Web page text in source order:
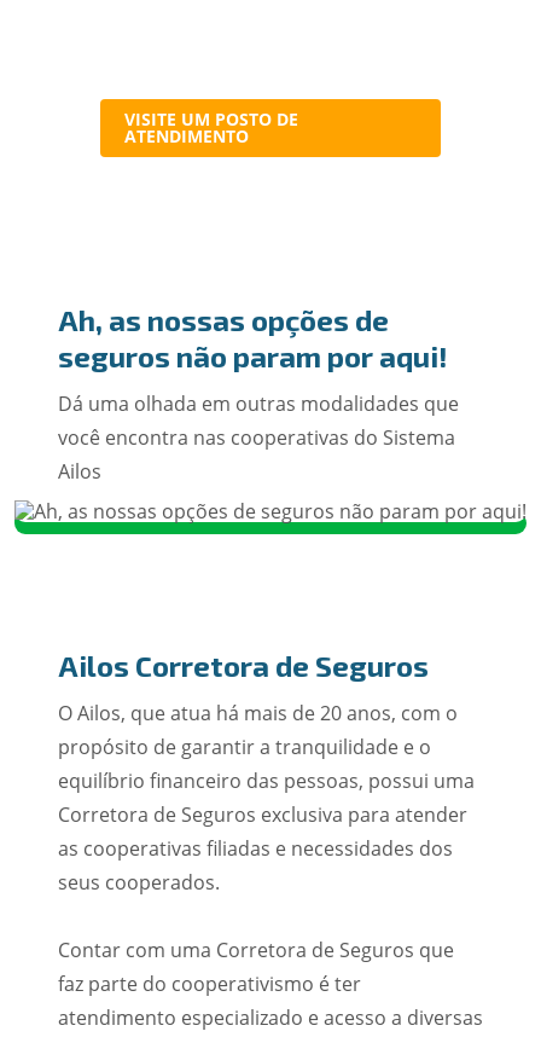
VISITE UM POSTO DE
ATENDIMENTO
Ah, as nossas opções de
seguros não param por aqui!
Dá uma olhada em outras modalidades que
você encontra nas cooperativas do Sistema
Ailos
Ailos Corretora de Seguros
O Ailos, que atua há mais de 20 anos, com o
propósito de garantir a tranquilidade e o
equilíbrio financeiro das pessoas, possui uma
Corretora de Seguros exclusiva para atender
as cooperativas filiadas e necessidades dos
seus cooperados.
Contar com uma Corretora de Seguros que
faz parte do cooperativismo é ter
atendimento especializado e acesso a diversas